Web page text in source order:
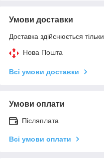
Умови доставки
Доставка здійснюється
Нова Пошта
Всі умови доставки
Умови оплати
Післяплата
Всі умови оплати